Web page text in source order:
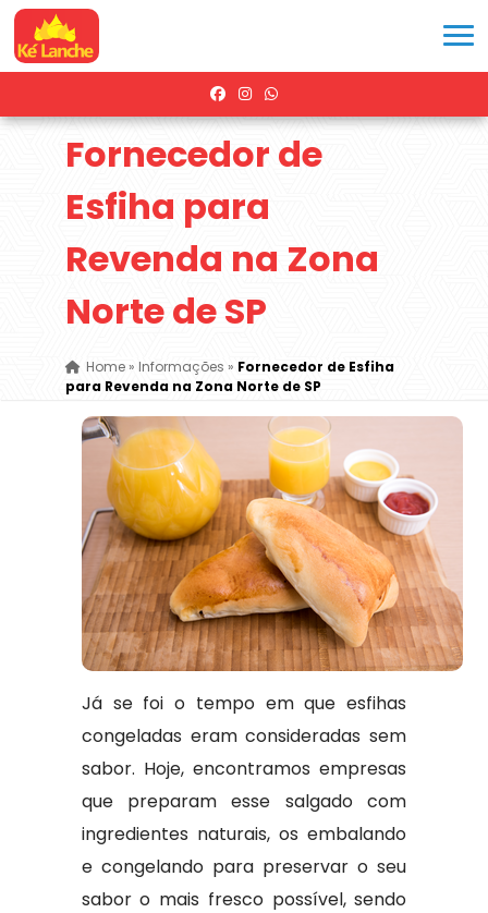
Fornecedor de
Esfiha para
Revenda na Zona
Norte de SP
Home» Informações » Fornecedor de Esfiha
para Revenda na Zona Norte de SP
Já se foi o tempo em que esfihas
congeladas eram consideradas sem
sabor. Hoje, encontramos empresas
que preparam esse salgado com
ingredientes naturais, os embalando
e congelando para preservar o seu
sabor o mais fresco possível, sendo